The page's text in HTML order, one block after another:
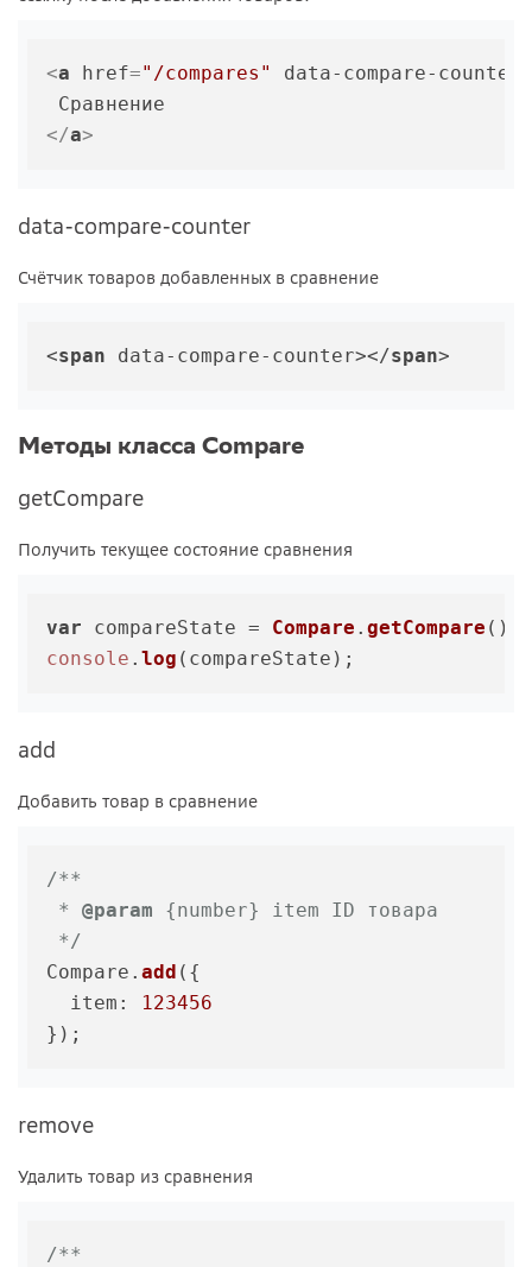
<a href="/compares"
data-compare-
</a>
data-compare-counter
Счётчик товаров добавленных в сравнение
<span data-compare-counter></span
Методы класса Compare
getCompare
Получить текущее состояние сравнения
var compareState = Compare . getCompare
console . log
add
Добавить товар в сравнение
/**
* @param {number} item ID товара
*/
Compare. add ({
item :
123456
remove
Удалить товар из сравнения
/**